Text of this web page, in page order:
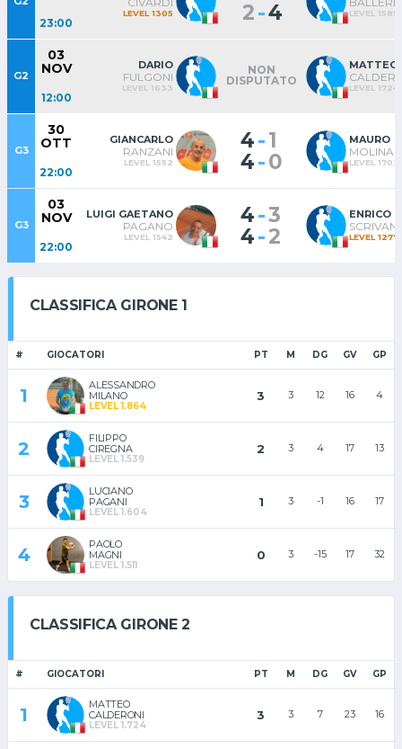
23:00
LEVEL 1305
2-4 LEVEL 1585
G2
03
NOV
12:00
DARIO
FULGONI
LEVEL 1633
NON
DISPUTATO
MATTEO
LEVEL 1724
G3
30
OTT
22:00
GIANCARLO
RANZANI
LEVEL 1552
4-1
4-0
MAURO
LEVEL 1703
G3
03
NOV
22:00
LUIGI GAETANO
PAGANO
LEVEL 1542
4-3
4-2
ENRICO
SCRIVANI
LEVEL 1277
CLASSIFICA GIRONE 1
# GIOCATORI PT M DG GV GP
1
ALESSANDRO
MILANO
LEVEL 1.864
3 3 12 16 4
2
FILIPPO
CIREGNA
LEVEL 1.539
2 3 4 17 13
3
LUCIANO
PAGANI
LEVEL 1.604
1 3 -1 16 17
4
PAOLO
MAGNI
LEVEL 1.511
0 3 -15 17 32
CLASSIFICA GIRONE 2
# GIOCATORI PT M DG GV GP
1
MATTEO
CALDERONI
LEVEL 1.724
3 3 7 23 16